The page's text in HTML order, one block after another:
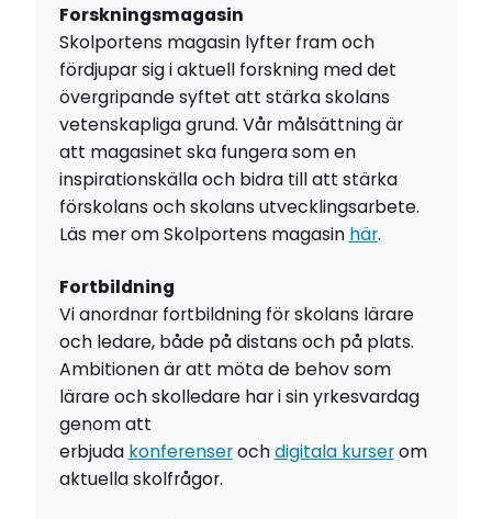
Forskningsmagasin
Skolportens magasin lyfter fram och
fördjupar sig i aktuell forskning med det
övergripande syftet att stärka skolans
vetenskapliga grund. Vår målsättning är
att magasinet ska fungera som en
inspirationskälla och bidra till att stärka
förskolans och skolans utvecklingsarbete.
Läs mer om Skolportens magasin här.
Fortbildning
Vi anordnar fortbildning för skolans lärare
och ledare, både på distans och på plats.
Ambitionen är att möta de behov som
lärare och skolledare har i sin yrkesvardag
genom att
erbjuda konferenserochdigitala kurserom
aktuella skolfrågor.